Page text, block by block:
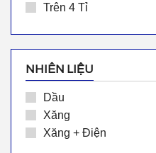
Trên 4 Tỉ
NHIÊN LIỆU
Dầu
Xăng
Xăng + Điện